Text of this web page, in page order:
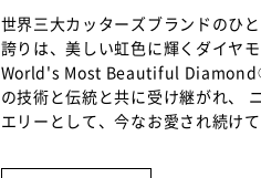
世界三大カッターズブランドのひ
誇りは、美しい虹色に輝くダイヤ
World's Most Beautiful
の技術と伝統と共に受け継がれ、
エリーとして、今なお愛され続けて